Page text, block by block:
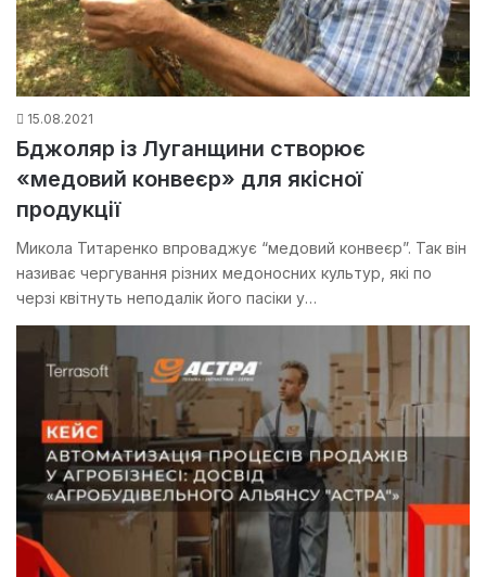
15.08.2021
Бджоляр із Луганщини створює
«медовий конвеєр» для якісної
продукції
Микола Титаренко впроваджує “медовий конвеєр”. Так він
називає чергування різних медоносних культур, які по
черзі квітнуть неподалік його пасіки у…